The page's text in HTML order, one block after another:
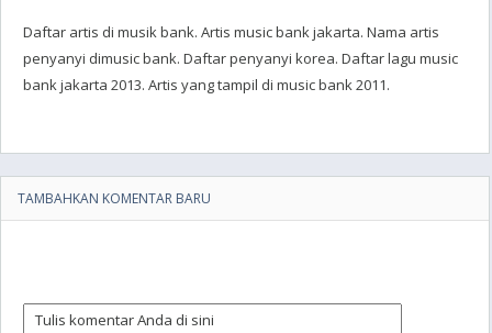
Daftar artis di musik bank. Artis music bank jakarta. Nama artis
penyanyi dimusic bank. Daftar penyanyi korea. Daftar lagu music
bank jakarta 2013. Artis yang tampil di music bank 2011.
TAMBAHKAN KOMENTAR BARU